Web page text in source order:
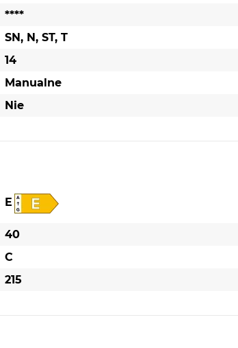
****
SN, N, ST, T
14
Manualne
Nie
E
40
C
215